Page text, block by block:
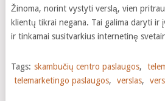
Žinoma, norint vystyti verslą, vien
klientų tikrai negana. Tai galima daryti ir
ir tinkamai susitvarkius internetinę
Tags: skambučių centro paslaugos,
telemarketingo paslaugos, verslas,